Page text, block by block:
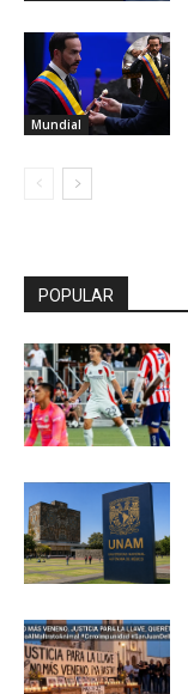
Mundial
POPULAR